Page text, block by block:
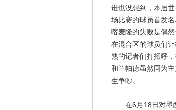
谁也没想到，本届
场比赛的球员首发
喀麦隆的失败是偶
在混合区的球员们
熟的记者们打招呼
和兰帕德虽然同为
生争吵。
在6月18日对墨西